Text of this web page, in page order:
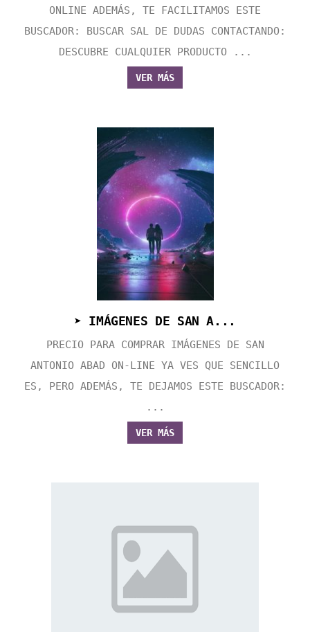
ONLINE ADEMÁS, TE FACILITAMOS ESTE
BUSCADOR: BUSCAR SAL DE DUDAS CONTACTANDO:
DESCUBRE CUALQUIER PRODUCTO ...
VER MÁS
➤ IMÁGENES DE SAN A...
PRECIO PARA COMPRAR IMÁGENES DE SAN
ANTONIO ABAD ON-LINE YA VES QUE SENCILLO
ES, PERO ADEMÁS, TE DEJAMOS ESTE BUSCADOR:
...
VER MÁS